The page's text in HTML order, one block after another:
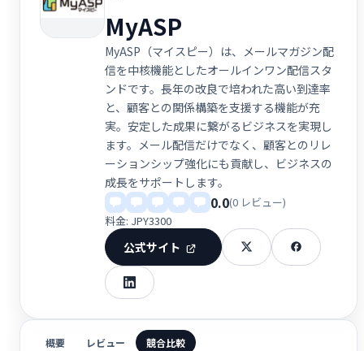
MyASP
MyASP（マイスピー）は、メールマガジン配
信を中核機能としたオールインワン配信スタ
ンドです。長年の改良で培われた高い到達率
と、顧客との関係構築を支援する機能が充
実。安定した成果に繋がるビジネスを実現し
ます。メール配信だけでなく、顧客とのリレ
ーションシップ強化にも貢献し、ビジネスの
成長をサポートします。
0.0(0 レビュー)
料金: JPY3300
公式サイト
概要 レビュー 競合比較